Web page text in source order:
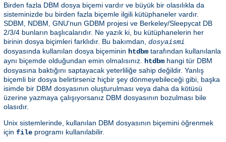
Birden fazla DBM dosya biçemi vardır ve büyük bir olasılıkla da
sisteminizde bu birden fazla biçemle ilgili kütüphaneler vardır.
SDBM, NDBM, GNU'nun GDBM projesi ve Berkeley/Sleepycat DB
2/3/4 bunların başlıcalarıdır. Ne yazık ki, bu kütüphanelerin her
birinin dosya biçimleri farklıdır. Bu bakımdan, dosyaismi
dosyasında kullanılan dosya biçeminin htdbm tarafından kullanılanla
aynı biçemde olduğundan emin olmalısınız. htdbm hangi tür DBM
dosyasına baktığını saptayacak yeterliliğe sahip değildir. Yanlış
biçemli bir dosya belirtirseniz hiçbir şey dönmeyebileceği gibi, başka
isimde bir DBM dosyasının oluşturulması veya daha da kötüsü
üzerine yazmaya çalışıyorsanız DBM dosyasının bozulması bile
olasıdır.
Unix sistemlerinde, kullanılan DBM dosyasının biçemini öğrenmek
için file programı kullanılabilir.